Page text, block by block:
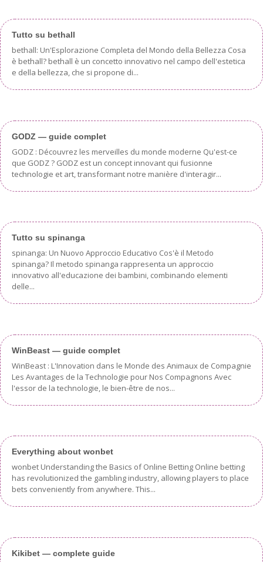
Tutto su bethall
bethall: Un'Esplorazione Completa del Mondo della Bellezza Cosa
è bethall? bethall è un concetto innovativo nel campo dell'estetica
e della bellezza, che si propone di...
GODZ — guide complet
GODZ : Découvrez les merveilles du monde moderne Qu'est-ce
que GODZ ? GODZ est un concept innovant qui fusionne
technologie et art, transformant notre manière d'interagir...
Tutto su spinanga
spinanga: Un Nuovo Approccio Educativo Cos'è il Metodo
spinanga? Il metodo spinanga rappresenta un approccio
innovativo all'educazione dei bambini, combinando elementi
delle...
WinBeast — guide complet
WinBeast : L'Innovation dans le Monde des Animaux de Compagnie
Les Avantages de la Technologie pour Nos Compagnons Avec
l'essor de la technologie, le bien-être de nos...
Everything about wonbet
wonbet Understanding the Basics of Online Betting Online betting
has revolutionized the gambling industry, allowing players to place
bets conveniently from anywhere. This...
Kikibet — complete guide